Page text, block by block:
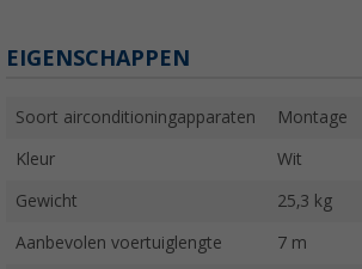
EIGENSCHAPPEN
Soort airconditioningapparaten Montage
Kleur Wit
Gewicht 25,3 kg
Aanbevolen voertuiglengte 7 m